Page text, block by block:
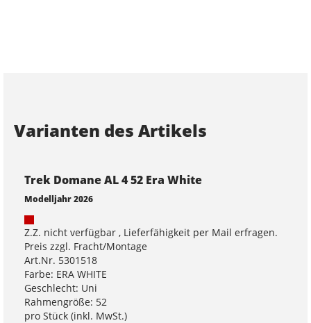
Varianten des Artikels
Trek Domane AL 4 52 Era White
Modelljahr 2026
Z.Z. nicht verfügbar , Lieferfähigkeit per Mail erfragen.
Preis zzgl. Fracht/Montage
Art.Nr. 5301518
Farbe: ERA WHITE
Geschlecht: Uni
Rahmengröße: 52
pro Stück (inkl. MwSt.)